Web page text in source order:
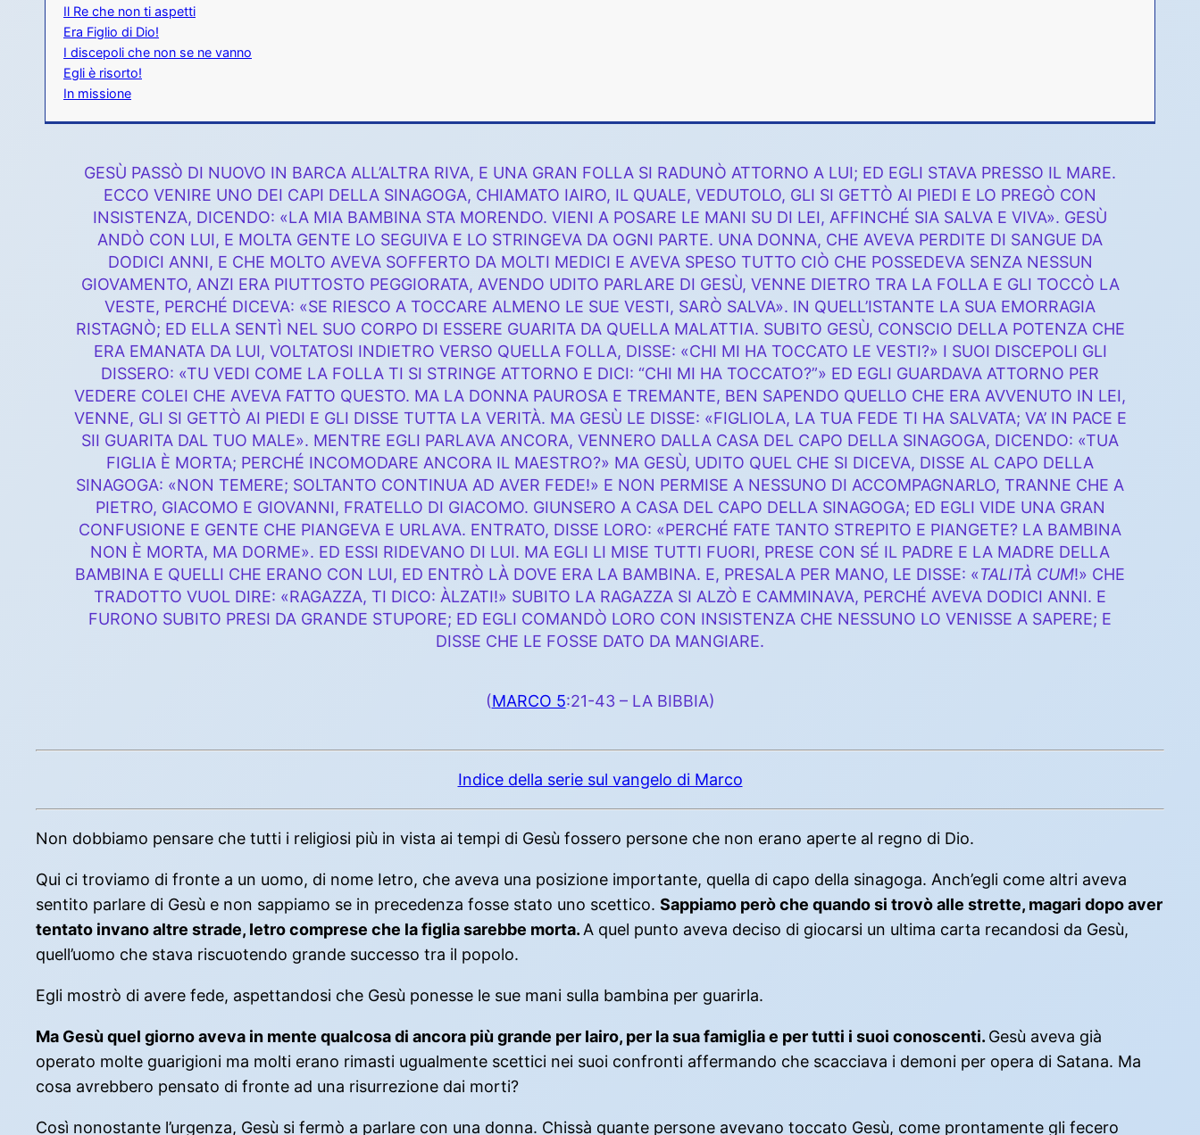
Il Re che non ti aspetti
Era Figlio di Dio!
I discepoli che non se ne vanno
Egli è risorto!
In missione
GESÙ PASSÒ DI NUOVO IN BARCA ALL’ALTRA RIVA, E UNA GRAN FOLLA SI RADUNÒ ATTORNO A LUI; ED EGLI STAVA PRESSO IL MARE.
ECCO VENIRE UNO DEI CAPI DELLA SINAGOGA, CHIAMATO IAIRO, IL QUALE, VEDUTOLO, GLI SI GETTÒ AI PIEDI E LO PREGÒ CON
INSISTENZA, DICENDO: «LA MIA BAMBINA STA MORENDO. VIENI A POSARE LE MANI SU DI LEI, AFFINCHÉ SIA SALVA E VIVA». GESÙ
ANDÒ CON LUI, E MOLTA GENTE LO SEGUIVA E LO STRINGEVA DA OGNI PARTE. UNA DONNA, CHE AVEVA PERDITE DI SANGUE DA
DODICI ANNI, E CHE MOLTO AVEVA SOFFERTO DA MOLTI MEDICI E AVEVA SPESO TUTTO CIÒ CHE POSSEDEVA SENZA NESSUN
GIOVAMENTO, ANZI ERA PIUTTOSTO PEGGIORATA, AVENDO UDITO PARLARE DI GESÙ, VENNE DIETRO TRA LA FOLLA E GLI TOCCÒ LA
VESTE, PERCHÉ DICEVA: «SE RIESCO A TOCCARE ALMENO LE SUE VESTI, SARÒ SALVA». IN QUELL’ISTANTE LA SUA EMORRAGIA
RISTAGNÒ; ED ELLA SENTÌ NEL SUO CORPO DI ESSERE GUARITA DA QUELLA MALATTIA. SUBITO GESÙ, CONSCIO DELLA POTENZA CHE
ERA EMANATA DA LUI, VOLTATOSI INDIETRO VERSO QUELLA FOLLA, DISSE: «CHI MI HA TOCCATO LE VESTI?» I SUOI DISCEPOLI GLI
DISSERO: «TU VEDI COME LA FOLLA TI SI STRINGE ATTORNO E DICI: “CHI MI HA TOCCATO?”» ED EGLI GUARDAVA ATTORNO PER
VEDERE COLEI CHE AVEVA FATTO QUESTO. MA LA DONNA PAUROSA E TREMANTE, BEN SAPENDO QUELLO CHE ERA AVVENUTO IN LEI,
VENNE, GLI SI GETTÒ AI PIEDI E GLI DISSE TUTTA LA VERITÀ. MA GESÙ LE DISSE: «FIGLIOLA, LA TUA FEDE TI HA SALVATA; VA’ IN PACE E
SII GUARITA DAL TUO MALE». MENTRE EGLI PARLAVA ANCORA, VENNERO DALLA CASA DEL CAPO DELLA SINAGOGA, DICENDO: «TUA
FIGLIA È MORTA; PERCHÉ INCOMODARE ANCORA IL MAESTRO?» MA GESÙ, UDITO QUEL CHE SI DICEVA, DISSE AL CAPO DELLA
SINAGOGA: «NON TEMERE; SOLTANTO CONTINUA AD AVER FEDE!» E NON PERMISE A NESSUNO DI ACCOMPAGNARLO, TRANNE CHE A
PIETRO, GIACOMO E GIOVANNI, FRATELLO DI GIACOMO. GIUNSERO A CASA DEL CAPO DELLA SINAGOGA; ED EGLI VIDE UNA GRAN
CONFUSIONE E GENTE CHE PIANGEVA E URLAVA. ENTRATO, DISSE LORO: «PERCHÉ FATE TANTO STREPITO E PIANGETE? LA BAMBINA
NON È MORTA, MA DORME». ED ESSI RIDEVANO DI LUI. MA EGLI LI MISE TUTTI FUORI, PRESE CON SÉ IL PADRE E LA MADRE DELLA
BAMBINA E QUELLI CHE ERANO CON LUI, ED ENTRÒ LÀ DOVE ERA LA BAMBINA. E, PRESALA PER MANO, LE DISSE: «TALITÀ CUM!» CHE
TRADOTTO VUOL DIRE: «RAGAZZA, TI DICO: ÀLZATI!» SUBITO LA RAGAZZA SI ALZÒ E CAMMINAVA, PERCHÉ AVEVA DODICI ANNI. E
FURONO SUBITO PRESI DA GRANDE STUPORE; ED EGLI COMANDÒ LORO CON INSISTENZA CHE NESSUNO LO VENISSE A SAPERE; E
DISSE CHE LE FOSSE DATO DA MANGIARE.
(MARCO 5:21-43 – LA BIBBIA)
Indice della serie sul vangelo di Marco
Non dobbiamo pensare che tutti i religiosi più in vista ai tempi di Gesù fossero persone che non erano aperte al regno di Dio.
Qui ci troviamo di fronte a un uomo, di nome Ietro, che aveva una posizione importante, quella di capo della sinagoga. Anch’egli come altri aveva
sentito parlare di Gesù e non sappiamo se in precedenza fosse stato uno scettico. Sappiamo però che quando si trovò alle strette, magari dopo aver
tentato invano altre strade, Ietro comprese che la figlia sarebbe morta. A quel punto aveva deciso di giocarsi un ultima carta recandosi da Gesù,
quell’uomo che stava riscuotendo grande successo tra il popolo.
Egli mostrò di avere fede, aspettandosi che Gesù ponesse le sue mani sulla bambina per guarirla.
Ma Gesù quel giorno aveva in mente qualcosa di ancora più grande per Iairo, per la sua famiglia e per tutti i suoi conoscenti. Gesù aveva già
operato molte guarigioni ma molti erano rimasti ugualmente scettici nei suoi confronti affermando che scacciava i demoni per opera di Satana. Ma
cosa avrebbero pensato di fronte ad una risurrezione dai morti?
Così nonostante l’urgenza, Gesù si fermò a parlare con una donna. Chissà quante persone avevano toccato Gesù, come prontamente gli fecero